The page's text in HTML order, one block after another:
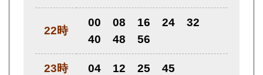
22時
00 08 16 24
32
40
48 56
23時 04 12 25 45